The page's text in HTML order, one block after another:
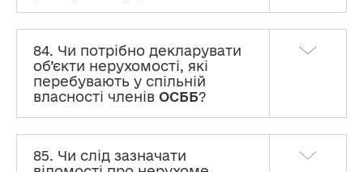
84. Чи потрібно декларувати
об’єкти нерухомості, які
перебувають у спільній
власності членів ОСББ?
85. Чи слід зазначати